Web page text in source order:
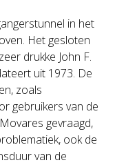
in het
Het gesloten
drukke John F.
uit 1973. De
zoals
gebruikers van de
gevraagd,
ook de
van de